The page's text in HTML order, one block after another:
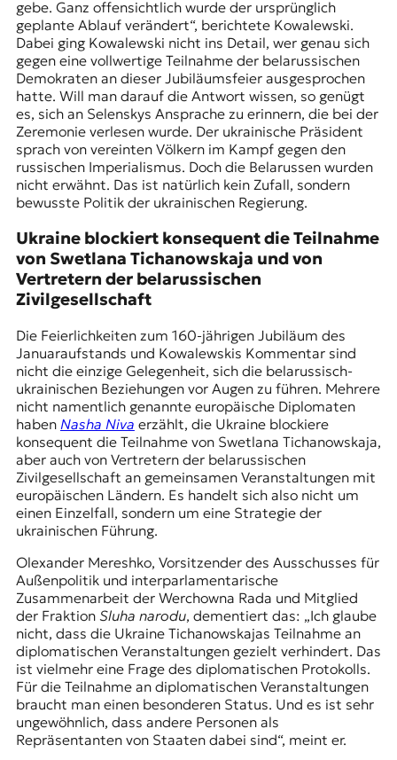
k
o
m
p
e
t
e
n
z
z
u
O
t
e
u
o
a
.
gebe. Ganz offensichtlich wurde der ursprünglich
geplante Ablauf verändert“, berichtete Kowalewski.
Dabei ging Kowalewski nicht ins Detail, wer genau sich
gegen eine vollwertige Teilnahme der belarussischen
Demokraten an dieser Jubiläumsfeier ausgesprochen
hatte. Will man darauf die Antwort wissen, so genügt
es, sich an Selenskys Ansprache zu erinnern, die bei der
Zeremonie verlesen wurde. Der ukrainische Präsident
sprach von vereinten Völkern im Kampf gegen den
russischen Imperialismus. Doch die Belarussen wurden
nicht erwähnt. Das ist natürlich kein Zufall, sondern
bewusste Politik der ukrainischen Regierung.
Ukraine blockiert konsequent die Teilnahme
von Swetlana Tichanowskaja und von
Vertretern der belarussischen
Zivilgesellschaft
Die Feierlichkeiten zum 160-jährigen Jubiläum des
Januaraufstands und Kowalewskis Kommentar sind
nicht die einzige Gelegenheit, sich die belarussisch-
ukrainischen Beziehungen vor Augen zu führen. Mehrere
nicht namentlich genannte europäische Diplomaten
haben Nasha Niva erzählt, die Ukraine blockiere
konsequent die Teilnahme von Swetlana Tichanowskaja,
aber auch von Vertretern der belarussischen
Zivilgesellschaft an gemeinsamen Veranstaltungen mit
europäischen Ländern. Es handelt sich also nicht um
einen Einzelfall, sondern um eine Strategie der
ukrainischen Führung.
Olexander Mereshko, Vorsitzender des Ausschusses für
Außenpolitik und interparlamentarische
Zusammenarbeit der Werchowna Rada und Mitglied
der Fraktion Sluha narodu, dementiert das: „Ich glaube
nicht, dass die Ukraine Tichanowskajas Teilnahme an
diplomatischen Veranstaltungen gezielt verhindert. Das
ist vielmehr eine Frage des diplomatischen Protokolls.
Für die Teilnahme an diplomatischen Veranstaltungen
braucht man einen besonderen Status. Und es ist sehr
ungewöhnlich, dass andere Personen als
Repräsentanten von Staaten dabei sind“, meint er.